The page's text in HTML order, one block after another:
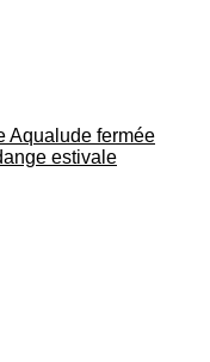
Aqualude fermée
estivale